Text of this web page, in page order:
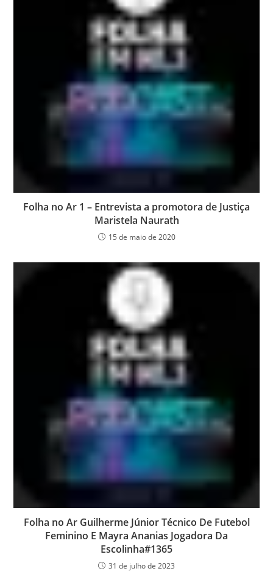
Folha no Ar 1 – Entrevista a promotora de Justiça
Maristela Naurath
15 de maio de 2020
Folha no Ar Guilherme Júnior Técnico De Futebol
Feminino E Mayra Ananias Jogadora Da
Escolinha#1365
31 de julho de 2023